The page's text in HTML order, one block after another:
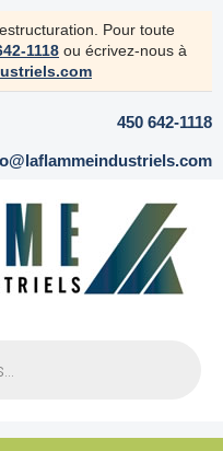
Pour toute
1118 ou écrivez-nous à
450 642-1118